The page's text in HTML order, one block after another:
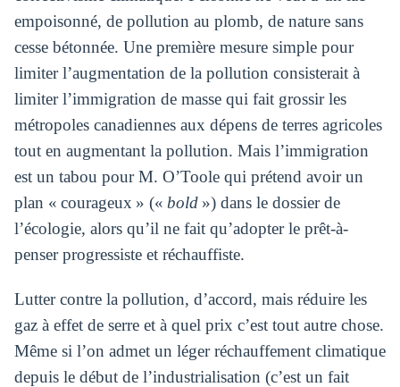
empoisonné, de pollution au plomb, de nature sans
cesse bétonnée. Une première mesure simple pour
limiter l’augmentation de la pollution consisterait à
limiter l’immigration de masse qui fait grossir les
métropoles canadiennes aux dépens de terres agricoles
tout en augmentant la pollution. Mais l’immigration
est un tabou pour M. O’Toole qui prétend avoir un
plan « courageux » (« bold») dans le dossier de
l’écologie, alors qu’il ne fait qu’adopter le prêt-à-
penser progressiste et réchauffiste.
Lutter contre la pollution, d’accord, mais réduire les
gaz à effet de serre et à quel prix c’est tout autre chose.
Même si l’on admet un léger réchauffement climatique
depuis le début de l’industrialisation (c’est un fait